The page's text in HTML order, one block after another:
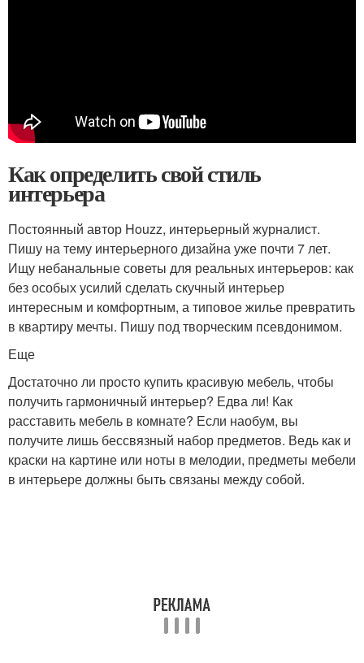
Как определить свой стиль
интерьера
Постоянный автор Houzz, интерьерный журналист.
Пишу на тему интерьерного дизайна уже почти 7 лет.
Ищу небанальные советы для реальных интерьеров: как
без особых усилий сделать скучный интерьер
интересным и комфортным, а типовое жилье превратить
в квартиру мечты. Пишу под творческим псевдонимом.
Еще
Достаточно ли просто купить красивую мебель, чтобы
получить гармоничный интерьер? Едва ли! Как
расставить мебель в комнате? Если наобум, вы
получите лишь бессвязный набор предметов. Ведь как и
краски на картине или ноты в мелодии, предметы мебели
в интерьере должны быть связаны между собой.